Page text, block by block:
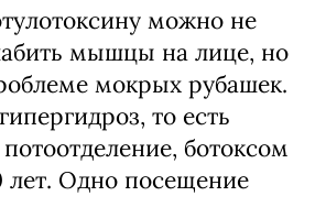
можно не
мышцы на лице, но
мокрых рубашек.
то есть
ботоксом
лет. Одно посещение